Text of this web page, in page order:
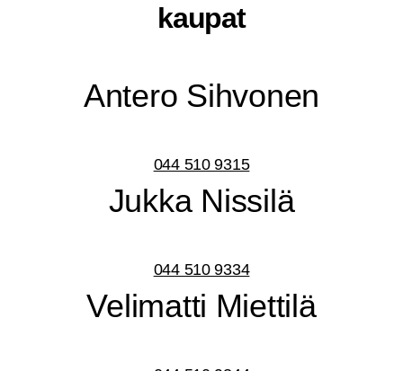
kaupat
Ante­ro Sihvonen
044 510 9315
Juk­ka Nissilä
044 510 9334
Veli­mat­ti Miettilä